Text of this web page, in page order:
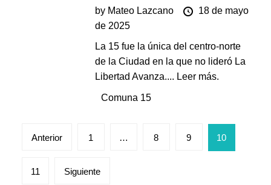
by Mateo Lazcano
18 de mayo
de 2025
La 15 fue la única del centro-norte
de la Ciudad en la que no lideró La
Libertad Avanza.... Leer más.
Comuna 15
Paginación
entradas
Anterior 1 … 8 9 10
11 Siguiente